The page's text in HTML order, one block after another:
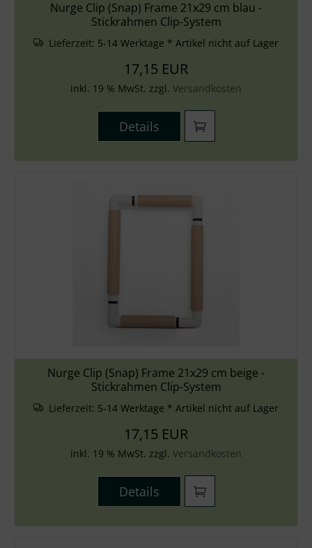
Nurge Clip (Snap) Frame 21x29 cm blau -
Stickrahmen Clip-System
Lieferzeit: 5-14 Werktage * Artikel nicht auf Lager
17,15 EUR
inkl. 19 % MwSt. zzgl. Versandkosten
Details
Nurge Clip (Snap) Frame 21x29 cm beige -
Stickrahmen Clip-System
Lieferzeit: 5-14 Werktage * Artikel nicht auf Lager
17,15 EUR
inkl. 19 % MwSt. zzgl. Versandkosten
Details